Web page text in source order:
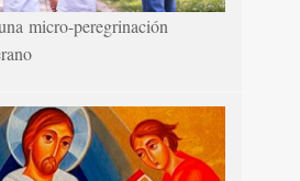
micro-peregrinación